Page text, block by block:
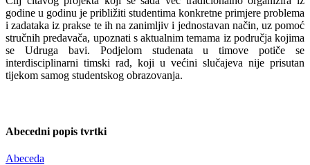
godine u godinu je približiti studentima konkretne primjere problema
i zadataka iz prakse te ih na zanimljiv i jednostavan način, uz pomoć
stručnih predavača, upoznati s aktualnim temama iz područja kojima
se Udruga bavi. Podjelom studenata u timove potiče se
interdisciplinarni timski rad, koji u većini slučajeva nije prisutan
tijekom samog studentskog obrazovanja.
Abecedni popis tvrtki
Abeceda